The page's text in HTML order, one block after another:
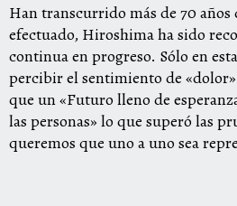
Han transcurrido más de 70
efectuado, Hiroshima ha sido
continua en progreso. Sólo en
percibir el sentimiento de «dolor»
que un «Futuro lleno de
las personas» lo que superó las
queremos que uno a uno sea